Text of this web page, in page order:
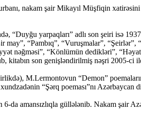
nakam şair Mikayıl Müşfiqin
yarpaqları” adlı son şeiri isə
“Pambıq”, “Vuruşmalar”,
nəğməsi”, “Könlümün dedikləri”,
kitabın son genişləndirilmiş nəşri 2005-ci
M.Lermontovun “Demon”
“Şərq poeması”nı Azərbaycan
da amansızlıqla güllələnib. Nakam şair